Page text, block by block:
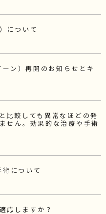
について
ン）再開のお知らせとキ
比較しても異常なほどの発
せん。効果的な治療や手術
について
応しますか？